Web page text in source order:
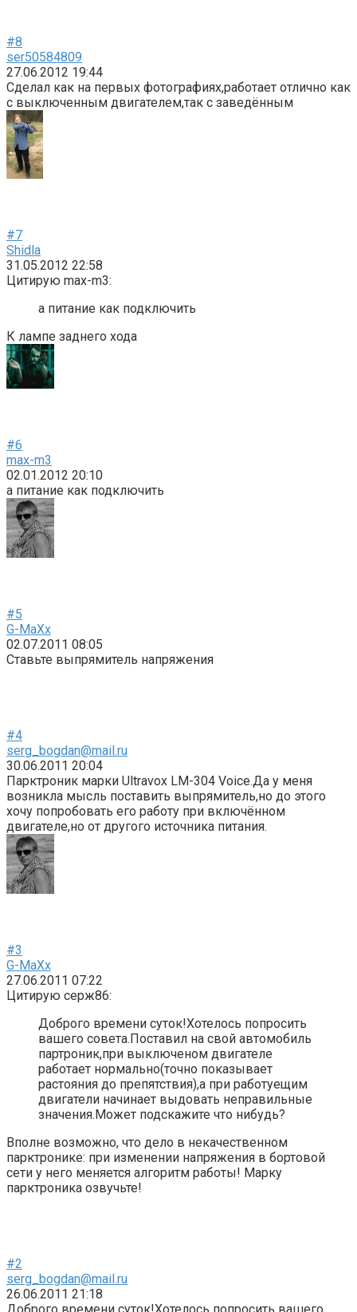
#8
ser50584809
27.06.2012 19:44
Сделал как на первых фотографиях,работает отлично как
с выключенным двигателем,так с заведённым
#7
Shidla
31.05.2012 22:58
Цитирую max-m3:
а питание как подключить
К лампе заднего хода
#6
max-m3
02.01.2012 20:10
а питание как подключить
#5
G-MaXx
02.07.2011 08:05
Ставьте выпрямитель напряжения
#4
serg_bogdan@mail.ru
30.06.2011 20:04
Парктроник марки Ultravox LM-304 Voice.Да у меня
возникла мысль поставить выпрямитель,но до этого
хочу попробовать его работу при включённом
двигателе,но от другого источника питания.
#3
G-MaXx
27.06.2011 07:22
Цитирую серж86:
Доброго времени суток!Хотелось попросить
вашего совета.Поставил на свой автомобиль
партроник,при выключеном двигателе
работает нормально(точно показывает
растояния до препятствия),а при работуещим
двигатели начинает выдовать неправильные
значения.Может подскажите что нибудь?
Вполне возможно, что дело в некачественном
парктронике: при изменении напряжения в бортовой
сети у него меняется алгоритм работы! Марку
парктроника озвучьте!
#2
serg_bogdan@mail.ru
26.06.2011 21:18